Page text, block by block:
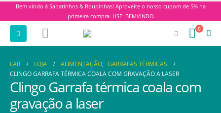
Bem vindo à Sapatinhos & Roupinhas! Aproveite o nosso cupom de 5% na
primeira compra. USE: BEMVINDO
0
LAR LOJA ALIMENTAÇÃO, GARRAFAS TÉRMICAS
CLINGO GARRAFA TÉRMICA COALA COM GRAVAÇÃO A LASER
Clingo Garrafa térmica coala com
gravação a laser